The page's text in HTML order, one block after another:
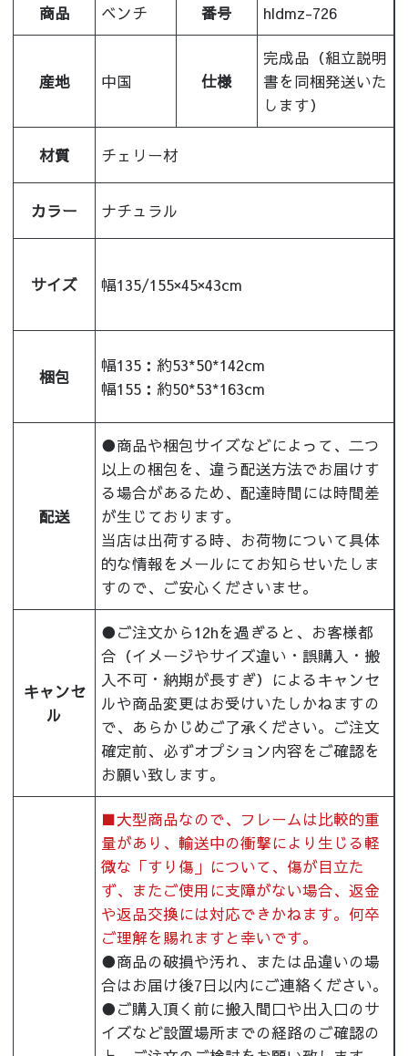
商品 ベンチ 番号 hldmz-726
産地 中国 仕様
完成品（組立説明
書を同梱発送いた
します）
材質 チェリー材
カラー ナチュラル
サイズ 幅135/155×45×43cm
梱包
幅135：約53*50*142cm
幅155：約50*53*163cm
配送
●商品や梱包サイズなどによって、二つ
以上の梱包を、違う配送方法でお届けす
る場合があるため、配達時間には時間差
が生じております。
当店は出荷する時、お荷物について具体
的な情報をメールにてお知らせいたしま
すので、ご安心くださいませ。
キャンセ
ル
●ご注文から12hを過ぎると、お客様都
合（イメージやサイズ違い・誤購入・搬
入不可・納期が長すぎ）によるキャンセ
ルや商品変更はお受けいたしかねますの
で、あらかじめご了承ください。ご注文
確定前、必ずオプション内容をご確認を
お願い致します。
■大型商品なので、フレームは比較的重
量があり、輸送中の衝撃により生じる軽
微な「すり傷」について、傷が目立た
ず、またご使用に支障がない場合、返金
や返品交換には対応できかねます。何卒
ご理解を賜れますと幸いです。
●商品の破損や汚れ、または品違いの場
合はお届け後7日以内にご連絡ください。
●ご購入頂く前に搬入間口や出入口のサ
イズなど設置場所までの経路のご確認の